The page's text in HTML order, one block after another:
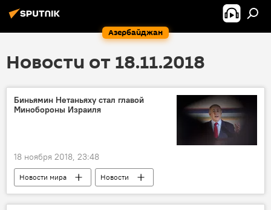
Азербайджан
Новости от 18.11.2018
Биньямин Нетаньяху стал главой
Минобороны Израиля
18 ноября 2018, 23:48
Новости мира Новости